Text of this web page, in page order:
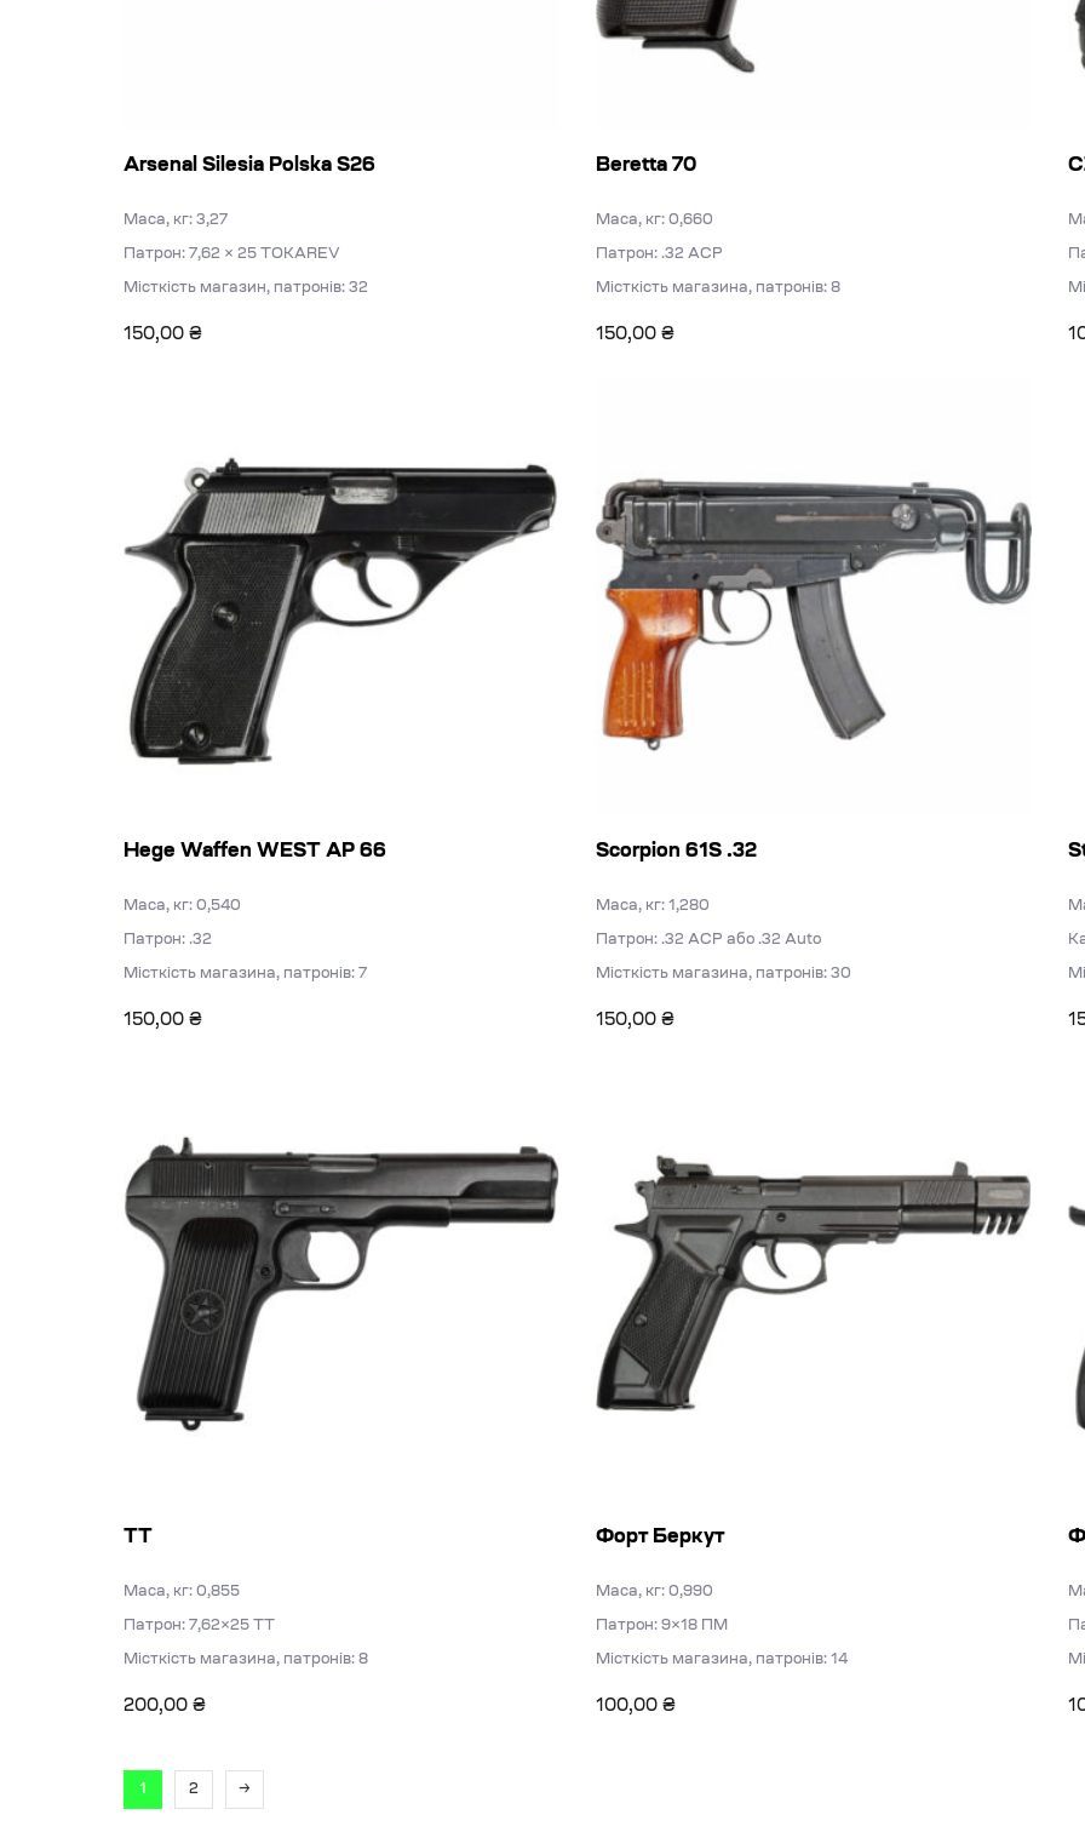
Arsenal Silesia Polska S26
Маса, кг: 3,27
Патрон: 7,62 × 25 TOKAREV
Місткість магазин, патронів: 32
150,00 ₴
Beretta 70
Маса, кг: 0,660
Патрон: .32 ACP
Місткість магазина, патронів: 8
150,00 ₴
Hege Waffen WEST АР 66
Маса, кг: 0,540
Патрон: .32
Місткість магазина, патронів: 7
150,00 ₴
Scorpion 61S .32
Маса, кг: 1,280
Патрон: .32 АСР або .32 Auto
Місткість магазина, патронів: 30
150,00 ₴
ТТ
Маса, кг: 0,855
Патрон: 7,62×25 ТТ
Місткість магазина, патронів: 8
200,00 ₴
Форт Беркут
Маса, кг: 0,990
Патрон: 9×18 ПМ
Місткість магазина, патронів: 14
100,00 ₴
1 2 →